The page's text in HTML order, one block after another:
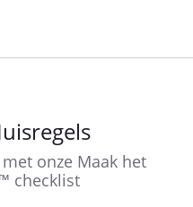
overleg een
onze Maak het
checklist